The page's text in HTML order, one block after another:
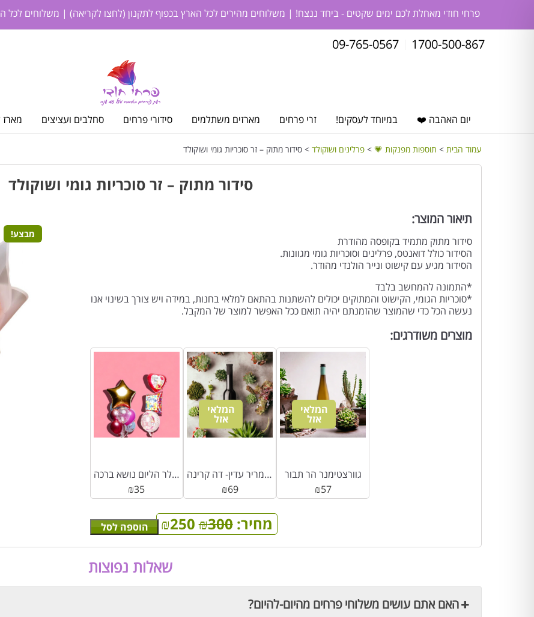
פרחי חודי מאחלת לכם ימים שקטים - ביחד ננצח! | משלוחים מהירים לכל הארץ בכפוף לתקנון (לחצו לקריאה) | משלוחים לכל
1700-500-867
09-765-0567
יום האהבה ❤️ במיוחד לעסקים! זרי פרחים מארזים משתלמים סידורי פרחים סחלבים ועציצים מארז
עמוד הבית > תוספות מפנקות 💗 > פרלינים ושוקולד > סידור מתוק – זר סוכריות גומי ושוקולד
סידור מתוק – זר סוכריות גומי ושוקולד
מבצע!
תיאור המוצר:
סידור מתוק מתמיד בקופסה מהודרת
הסידור כולל דואנטס, פרלינים וסוכריות גומי מגוונות.
הסידור מגיע עם קישוט ונייר הולנדי מהודר.
*התמונה להמחשב בלבד
*סוכריות הגומי, הקישוט והמתוקים יכולים להשתנות בהתאם למלאי בחנות, במידה ויש צורך בשינוי אנו
נעשה הכל כדי שהמוצר שהזמנתם יהיה תואם ככל האפשר למוצר של המקבל.
מחיר: ₪300
₪250 הוספה לסל
מוצרים משודרגים:
בלון מיילר הליום נושא ברכה
₪35
המלאי
אזל
ליקר שוקולד מריר עדין- דה קרינה
₪69
המלאי
אזל
גוורצטימנר הר תבור
₪57
שאלות נפוצות
האם אתם עושים משלוחי פרחים מהיום-להיום?